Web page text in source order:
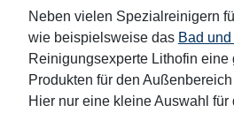
Neben vielen Spezialreinigern
wie beispielsweise das Bad
Reinigungsexperte Lithofin eine
Produkten für den
Hier nur eine kleine Auswahl für